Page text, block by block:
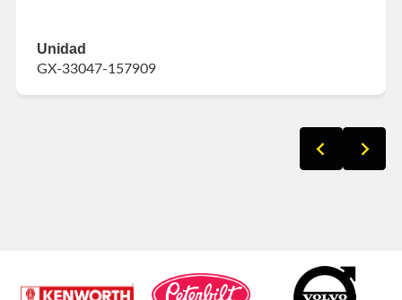
Unidad
GX-33047-157909